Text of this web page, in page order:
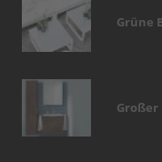
Grüne